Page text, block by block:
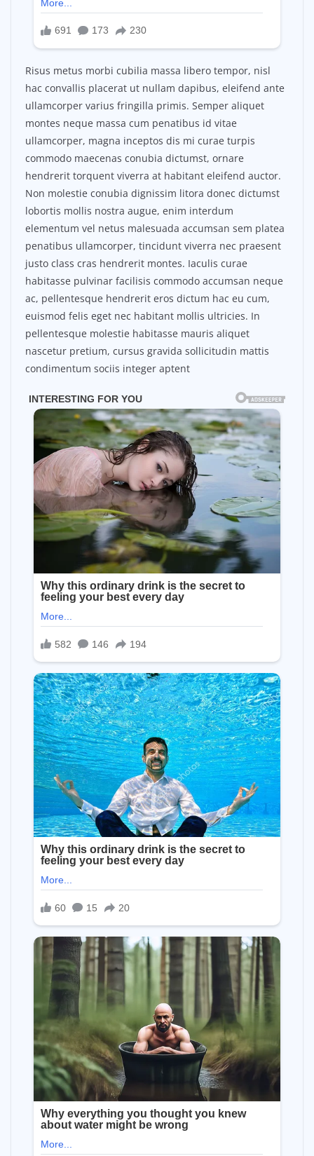
Risus metus morbi cubilia massa libero tempor, nisl
hac convallis placerat ut nullam dapibus, eleifend ante
ullamcorper varius fringilla primis. Semper aliquet
montes neque massa cum penatibus id vitae
ullamcorper, magna inceptos dis mi curae turpis
commodo maecenas conubia dictumst, ornare
hendrerit torquent viverra at habitant eleifend auctor.
Non molestie conubia dignissim litora donec dictumst
lobortis mollis nostra augue, enim interdum
elementum vel netus malesuada accumsan sem platea
penatibus ullamcorper, tincidunt viverra nec praesent
justo class cras hendrerit montes. Iaculis curae
habitasse pulvinar facilisis commodo accumsan neque
ac, pellentesque hendrerit eros dictum hac eu cum,
euismod felis eget nec habitant mollis ultricies. In
pellentesque molestie habitasse mauris aliquet
nascetur pretium, cursus gravida sollicitudin mattis
condimentum sociis integer aptent